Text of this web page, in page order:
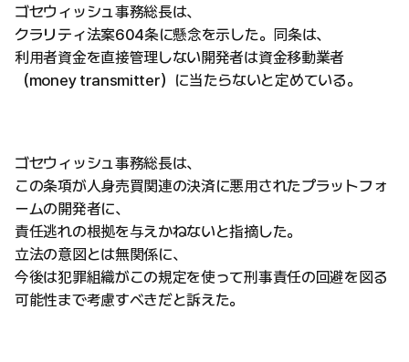
ゴセウィッシュ事務総長は、
クラリティ法案604条に懸念を示した。同条は、
利用者資金を直接管理しない開発者は資金移動業者
（money transmitter）に当たらないと定めている。
ゴセウィッシュ事務総長は、
この条項が人身売買関連の決済に悪用されたプラットフォ
ームの開発者に、
責任逃れの根拠を与えかねないと指摘した。
立法の意図とは無関係に、
今後は犯罪組織がこの規定を使って刑事責任の回避を図る
可能性まで考慮すべきだと訴えた。